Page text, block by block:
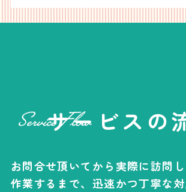
サービスの
お問合せ頂いてから実際に訪問し
作業するまで、 迅速かつ丁寧な